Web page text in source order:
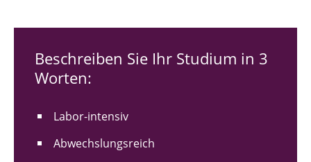
Beschreiben Sie Ihr Studium in 3
Worten:
Labor-intensiv
Abwechslungsreich